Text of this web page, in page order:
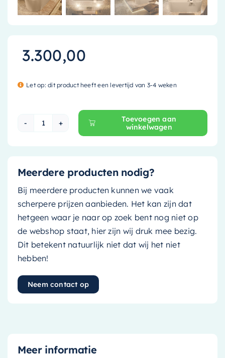
3.300,00
Let op: dit product heeft een levertijd van 3-4 weken
Mondiaz Vrijstaande bad Noble - 180x75cm -
Toevoegen aan
winkelwagen
Meerdere producten nodig?
Bij meerdere producten kunnen we vaak
scherpere prijzen aanbieden. Het kan zijn dat
hetgeen waar je naar op zoek bent nog niet op
de webshop staat, hier zijn wij druk mee bezig.
Dit betekent natuurlijk niet dat wij het niet
hebben!
Neem contact op
Meer informatie